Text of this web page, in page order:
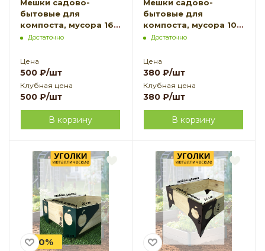
Мешки садово-
бытовые для
компоста, мусора 160
л 780 х 1120 см 80 мкр
земледелие
Достаточно
Цена
500 ₽/шт
Клубная цена
500 ₽/шт
В корзину
Мешки садово-
бытовые для
компоста, мусора 100
л 630 х 1050 см 80
Благодатное
земледелие
Достаточно
Цена
380 ₽/шт
Клубная цена
380 ₽/шт
В корзину
-0%